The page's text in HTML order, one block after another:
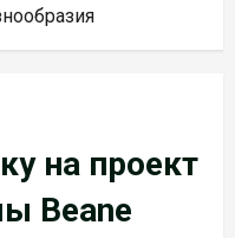
на проект
Beane